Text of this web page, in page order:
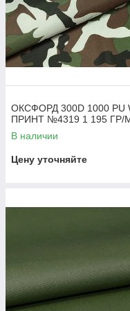
ОКСФОРД 300D 1000 PU
ПРИНТ №4319 1 195 ГР/
В наличии
Цену уточняйте